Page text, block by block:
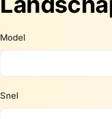
Model
Snel